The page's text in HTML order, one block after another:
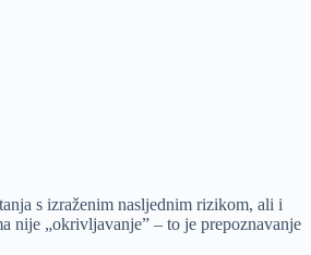
s izraženim nasljednim rizikom, ali i
nije „okrivljavanje” – to je prepoznavanje